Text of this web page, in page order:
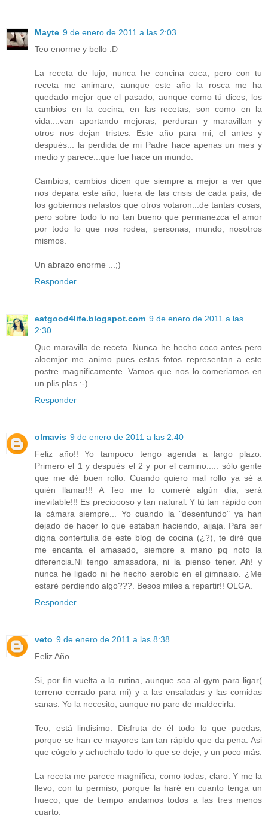
Mayte 9 de enero de 2011 a las 2:03
Teo enorme y bello :D
La receta de lujo, nunca he concina coca, pero con tu
receta me animare, aunque este año la rosca me ha
quedado mejor que el pasado, aunque como tú dices, los
cambios en la cocina, en las recetas, son como en la
vida....van aportando mejoras, perduran y maravillan y
otros nos dejan tristes. Este año para mi, el antes y
después... la perdida de mi Padre hace apenas un mes y
medio y parece...que fue hace un mundo.
Cambios, cambios dicen que siempre a mejor a ver que
nos depara este año, fuera de las crisis de cada país, de
los gobiernos nefastos que otros votaron...de tantas cosas,
pero sobre todo lo no tan bueno que permanezca el amor
por todo lo que nos rodea, personas, mundo, nosotros
mismos.
Un abrazo enorme ...;)
Responder
eatgood4life.blogspot.com 9 de enero de 2011 a las
2:30
Que maravilla de receta. Nunca he hecho coco antes pero
aloemjor me animo pues estas fotos representan a este
postre magnificamente. Vamos que nos lo comeriamos en
un plis plas :-)
Responder
olmavis 9 de enero de 2011 a las 2:40
Feliz año!! Yo tampoco tengo agenda a largo plazo.
Primero el 1 y después el 2 y por el camino..... sólo gente
que me dé buen rollo. Cuando quiero mal rollo ya sé a
quién llamar!!! A Teo me lo comeré algún día, será
inevitable!!! Es precioooso y tan natural. Y tú tan rápido con
la cámara siempre... Yo cuando la "desenfundo" ya han
dejado de hacer lo que estaban haciendo, ajjaja. Para ser
digna contertulia de este blog de cocina (¿?), te diré que
me encanta el amasado, siempre a mano pq noto la
diferencia.Ni tengo amasadora, ni la pienso tener. Ah! y
nunca he ligado ni he hecho aerobic en el gimnasio. ¿Me
estaré perdiendo algo???. Besos miles a repartir!! OLGA.
Responder
veto 9 de enero de 2011 a las 8:38
Feliz Año.
Si, por fin vuelta a la rutina, aunque sea al gym para ligar(
terreno cerrado para mi) y a las ensaladas y las comidas
sanas. Yo la necesito, aunque no pare de maldecirla.
Teo, está lindisimo. Disfruta de él todo lo que puedas,
porque se han ce mayores tan tan rápido que da pena. Asi
que cógelo y achuchalo todo lo que se deje, y un poco más.
La receta me parece magnífica, como todas, claro. Y me la
llevo, con tu permiso, porque la haré en cuanto tenga un
hueco, que de tiempo andamos todos a las tres menos
cuarto.